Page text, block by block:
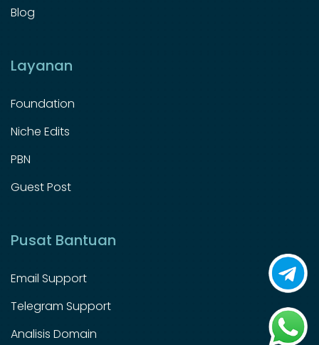
Blog
Layanan
Foundation
Niche Edits
PBN
Guest Post
Pusat Bantuan
Email Support
Telegram Support
Analisis Domain